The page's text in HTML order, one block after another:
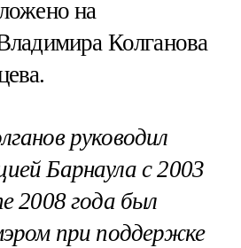
на
Колганова
руководил
Барнаула с 2003
2008 года был
при поддержке